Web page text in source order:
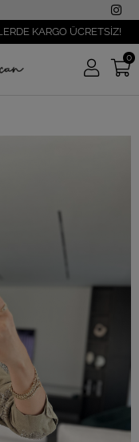
ÜCRETSİZ!
0